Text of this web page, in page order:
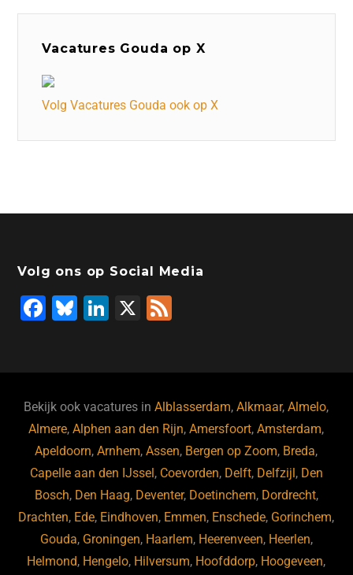
Vacatures Gouda op X
Volg Vacatures Gouda ook op X
Volg ons op Social Media
F
b
o
o
k
Bl
ky
Li
dI
n
X
Bekijk ook vacatures inAlblasserdam,Alkmaar,Almelo,
Almere,Alphen aan den Rijn,Amersfoort,Amsterdam,
Apeldoorn,Arnhem,Assen, Bergen op Zoom, Breda,
Capelle aan den IJssel, Coevorden, Delft, Delfzijl, Den
Bosch, Den Haag, Deventer, Doetinchem, Dordrecht,
Drachten, Ede, Eindhoven, Emmen, Enschede, Gorinchem,
Gouda, Groningen, Haarlem, Heerenveen, Heerlen,
Helmond, Hengelo, Hilversum, Hoofddorp, Hoogeveen,